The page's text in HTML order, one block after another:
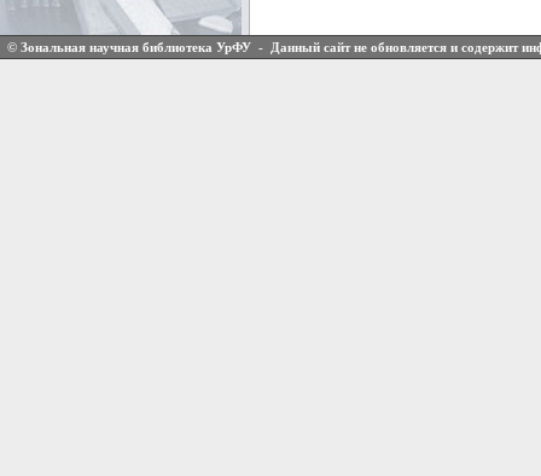
© Зональная научная библиотека УрФУ - Данный сайт не обновляется и содержит